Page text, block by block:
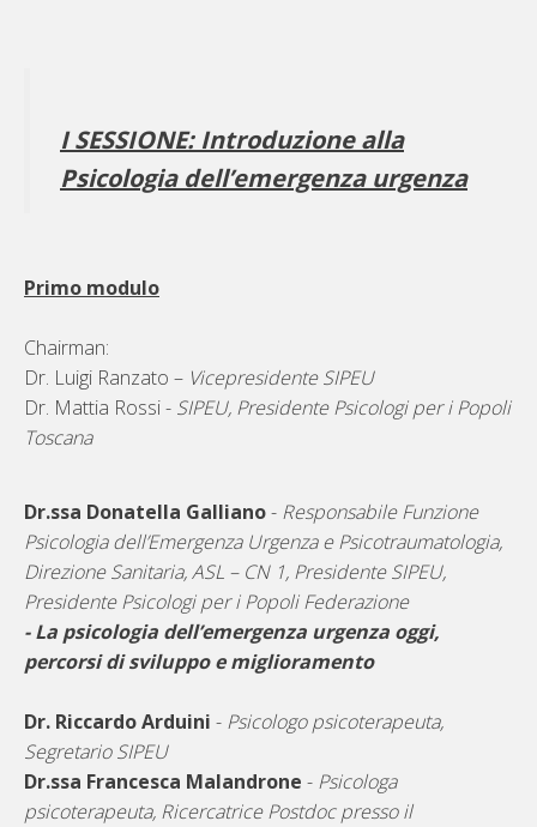
I SESSIONE: Introduzione alla
Psicologia dell’emergenza urgenza
Primo modulo
Chairman:
Dr. Luigi Ranzato – Vicepresidente SIPEU
Dr. Mattia Rossi - SIPEU, Presidente Psicologi per i Popoli
Toscana
Dr.ssa Donatella Galliano- Responsabile Funzione
Psicologia dell’Emergenza Urgenza e Psicotraumatologia,
Direzione Sanitaria, ASL – CN 1, Presidente SIPEU,
Presidente Psicologi per i Popoli Federazione
- La psicologia dell’emergenza urgenza oggi,
percorsi di sviluppo e miglioramento
Dr. Riccardo Arduini - Psicologo psicoterapeuta,
Segretario SIPEU
Dr.ssa Francesca Malandrone - Psicologa
psicoterapeuta, Ricercatrice Postdoc presso il